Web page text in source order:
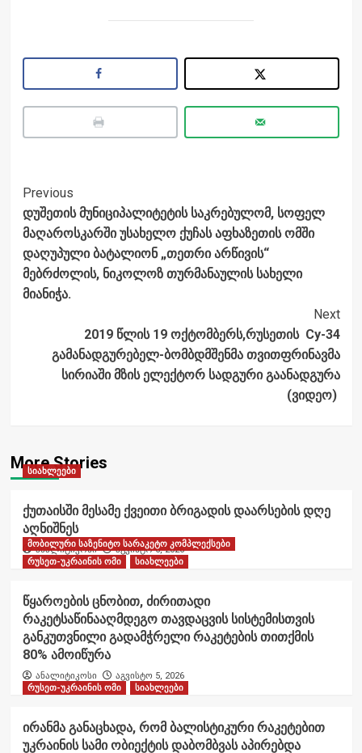
Post
Navigation
Previous
დუშეთის მუნიციპალიტეტის საკრებულომ, სოფელ
მაღაროსკარში უსახელო ქუჩას აფხაზეთის ომში
დაღუპული ბატალიონ „თეთრი არწივის“
მებრძოლის, ნიკოლოზ თურმანაულის სახელი
მიანიჭა.
Next
2019 წლის 19 ოქტომბერს,რუსეთის Су-34
გამანადგურებელ-ბომბდმშენმა თვითფრინავმა
სირიაში მზის ელექტორ სადგური გაანადგურა
(ვიდეო)
More Stories
სიახლეები
ქუთაისში მესამე ქვეითი ბრიგადის დაარსების დღე
აღნიშნეს
ანალიტიკოსი აგვისტო 6, 2026
მობილური საზენიტო სარაკეტო კომპლექსები
რუსეთ-უკრაინის ომი
სიახლეები
წყაროების ცნობით, ძირითადი
რაკეტსაწინააღმდეგო თავდაცვის სისტემისთვის
განკუთვნილი გადამჭრელი რაკეტების თითქმის
80% ამოიწურა
ანალიტიკოსი
აგვისტო 5, 2026
რუსეთ-უკრაინის ომი
სიახლეები
ირანმა განაცხადა, რომ ბალისტიკური რაკეტებით
უკრაინის სამი ობიექტის დაბომბვას აპირებდა